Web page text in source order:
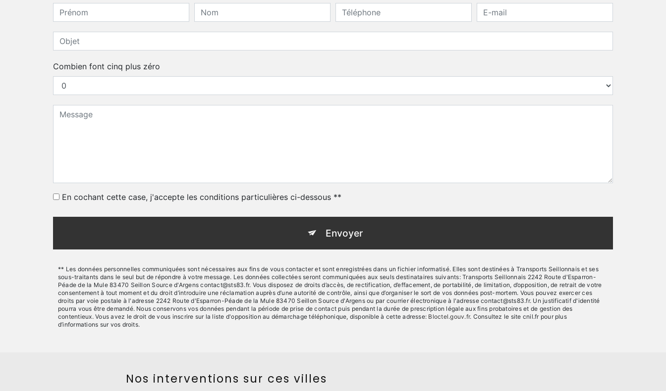
Combien font cinq plus zéro
En cochant cette case, j'accepte les conditions particulières ci-dessous **
Envoyer
** Les données personnelles communiquées sont nécessaires aux fins de vous contacter et sont enregistrées dans un fichier informatisé. Elles sont destinées à Transports Seillonnais et ses
sous-traitants dans le seul but de répondre à votre message. Les données collectées seront communiquées aux seuls destinataires suivants: Transports Seillonnais 2242 Route d'Esparron-
Péade de la Mule 83470 Seillon Source d'Argens contact@sts83.fr. Vous disposez de droits d’accès, de rectification, d’effacement, de portabilité, de limitation, d’opposition, de retrait de votre
consentement à tout moment et du droit d’introduire une réclamation auprès d’une autorité de contrôle, ainsi que d’organiser le sort de vos données post-mortem. Vous pouvez exercer ces
droits par voie postale à l'adresse 2242 Route d'Esparron-Péade de la Mule 83470 Seillon Source d'Argens ou par courrier électronique à l'adresse contact@sts83.fr. Un justificatif d'identité
pourra vous être demandé. Nous conservons vos données pendant la période de prise de contact puis pendant la durée de prescription légale aux fins probatoires et de gestion des
contentieux. Vous avez le droit de vous inscrire sur la liste d'opposition au démarchage téléphonique, disponible à cette adresse: Bloctel.gouv.fr. Consultez le site cnil.fr pour plus
d’informations sur vos droits.
Nos interventions sur ces villes